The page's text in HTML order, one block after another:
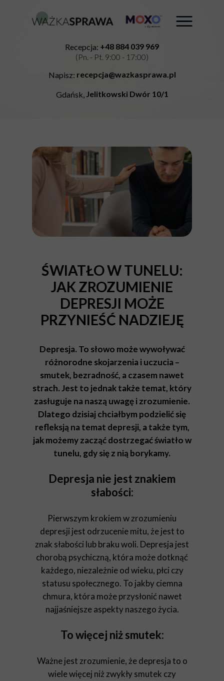
Gdańsk, Jelitkowski Dwór 10/1
Napisz: recepcja@wazkasprawa.pl
Recepcja: +48 884 039 969
(Pn. - Pt. 9:00 - 17:00)
ŚWIATŁO W TUNELU:
JAK ZROZUMIENIE
DEPRESJI MOŻE
PRZYNIEŚĆ NADZIEJĘ
Depresja. To słowo może wywoływać
różnorodne skojarzenia i uczucia –
smutek, bezradność, a czasem nawet
strach. Jest to jednak także temat, który
zasługuje na naszą uwagę i zrozumienie.
Dlatego dzisiaj chciałbym podzielić się
refleksją na temat depresji, a także tym,
jak możemy zacząć dostrzegać światło w
tunelu, gdy się z nią borykamy.
Depresja nie jest znakiem
słabości:
Pierwszym krokiem w zrozumieniu
depresji jest odrzucenie mitu, że jest to
znak słabości lub braku woli. Depresja jest
chorobą psychiczną, która może dotknąć
każdego, niezależnie od wieku, płci czy
statusu społecznego. To jakby ciemna
chmura, która może przysłonić nawet
najjaśniejsze aspekty naszego życia.
To więcej niż smutek:
Ważne jest zrozumienie, że depresja to o
wiele więcej niż zwykły smutek czy